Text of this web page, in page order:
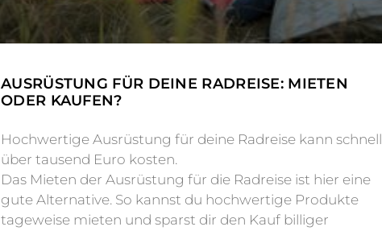
AUSRÜSTUNG FÜR DEINE RADREISE: MIETEN
ODER KAUFEN?
Hochwertige Ausrüstung für deine Radreise kann schnell
über tausend Euro kosten.
Das Mieten der Ausrüstung für die Radreise ist hier eine
gute Alternative. So kannst du hochwertige Produkte
tageweise mieten und sparst dir den Kauf billiger